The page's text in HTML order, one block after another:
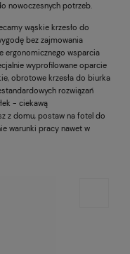
nowoczesnych potrzeb.
wąskie krzesło do
bez zajmowania
ergonomicznego wsparcia
wyprofilowane oparcie
obrotowe krzesła do biurka
rozwiązań
- ciekawą
z domu, postaw na fotel do
warunki pracy nawet w